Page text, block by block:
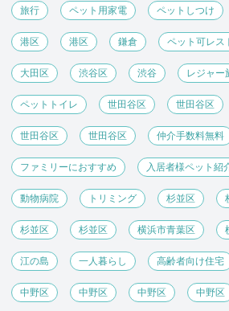
旅行 ペット用家電 ペットしつけ
港区 港区 鎌倉 ペット可レス
大田区 渋谷区 渋谷 レジャー
ペットトイレ 世田谷区 世田谷区
世田谷区 世田谷区 仲介手数料無料
ファミリーにおすすめ 入居者様ペット紹
動物病院 トリミング 杉並区
杉並区 杉並区 横浜市青葉区
江の島 一人暮らし 高齢者向け住宅
中野区 中野区 中野区 中野区